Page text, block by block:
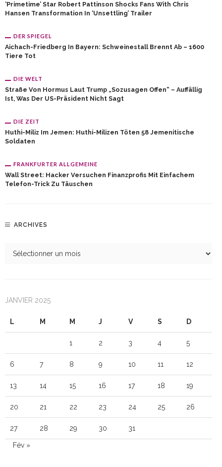
‘Primetime’ Star Robert Pattinson Shocks Fans With Chris
Hansen Transformation In ‘unsettling’ Trailer
DER SPIEGEL
Aichach-Friedberg In Bayern: Schweinestall Brennt Ab – 1600
Tiere Tot
DIE WELT
Straße Von Hormus Laut Trump „sozusagen Offen“ – Auffällig
Ist, Was Der US-Präsident Nicht Sagt
DIE ZEIT
Huthi-Miliz Im Jemen: Huthi-Milizen Töten 58 Jemenitische
Soldaten
FRANKFURTER ALLGEMEINE
Wall Street: Hacker Versuchen Finanzprofis Mit Einfachem
Telefon-Trick Zu Täuschen
ARCHIVES
JANVIER 2025
L M M J V S D
1 2 3 4 5
6 7 8 9 10 11 12
13 14 15 16 17 18 19
20 21 22 23 24 25 26
27 28 29 30 31
Fév »